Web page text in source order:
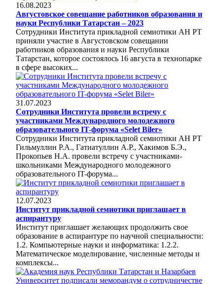
16.08.2023
Августовское совещание работников образования и
науки Республики Татарстан – 2023
Сотрудники Института прикладной семиотики АН РТ
приняли участие в Августовском совещании
работников образования и науки Республики
Татарстан, которое состоялось 16 августа в технопарке
в сфере высоких...
31.07.2023
Сотрудники Института провели встречу с
участниками Международного молодежного
образовательного IT-форума «Selet Biler»
Сотрудники Института прикладной семиотики АН РТ
Гильмуллин Р.А., Гатиатуллин А.Р., Хакимов Б.Э.,
Прокопьев Н.А. провели встречу с участниками-
школьниками Международного молодежного
образовательного IT-форума...
12.07.2023
Институт прикладной семиотики приглашает в
аспирантуру
Институт приглашает желающих продолжить свое
образование в аспирантуре по научной специальности:
1.2. Компьютерные науки и информатика: 1.2.2.
Математическое моделирование, численные методы и
комплексы...